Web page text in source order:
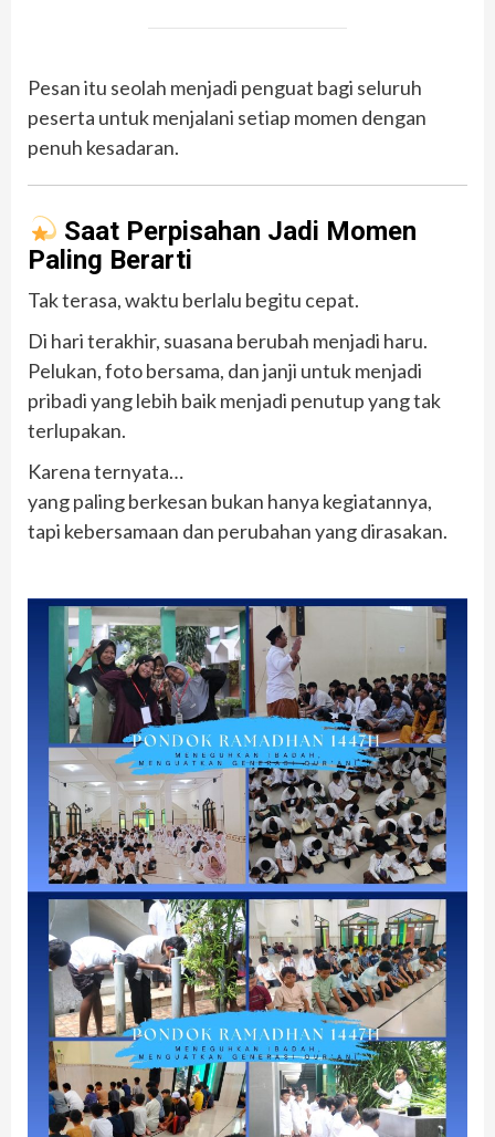
Pesan itu seolah menjadi penguat bagi seluruh
peserta untuk menjalani setiap momen dengan
penuh kesadaran.
Saat Perpisahan Jadi Momen
Paling Berarti
Tak terasa, waktu berlalu begitu cepat.
Di hari terakhir, suasana berubah menjadi haru.
Pelukan, foto bersama, dan janji untuk menjadi
pribadi yang lebih baik menjadi penutup yang tak
terlupakan.
Karena ternyata…
yang paling berkesan bukan hanya kegiatannya,
tapi kebersamaan dan perubahan yang dirasakan.